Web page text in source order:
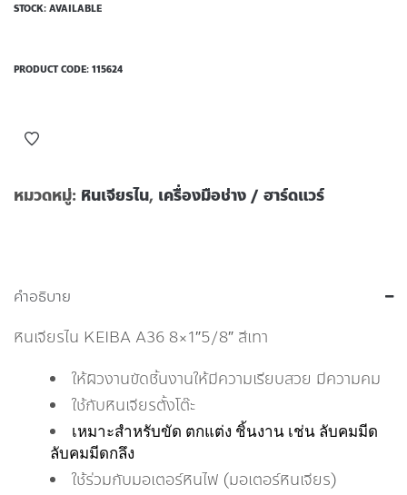
STOCK: AVAILABLE
PRODUCT CODE: 115624
หมวดหมู่: หินเจียรไน, เครื่องมือช่าง / ฮาร์ดแวร์
คำอธิบาย
หินเจียรไน KEIBA A36 8×1″5/8″ สีเทา
ให้ผิวงานขัดชิ้นงานให้มีความเรียบสวย มีความคม
ใช้กับหินเจียรตั้งโต๊ะ
เหมาะสำหรับขัด ตกแต่ง ชิ้นงาน เช่น ลับคมมีด
ลับคมมีดกลึง
ใช้ร่วมกับมอเตอร์หินไฟ (มอเตอร์หินเจียร)